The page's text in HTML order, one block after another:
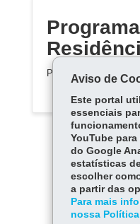
Programas de
Aviso de
Este portal
essenciais
YouTube
do Google
estatísticas
escolher
a partir das
Para mais
nossa